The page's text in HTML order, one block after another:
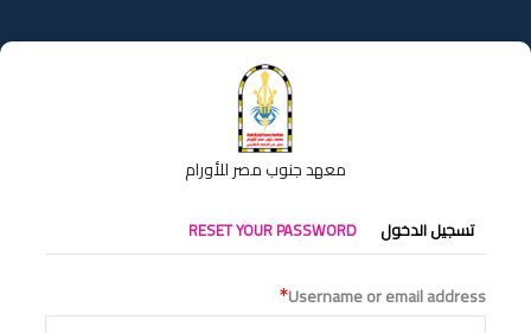
إلى
المحتوى
معهد جنوب مصر للأورام
التبويبات
الأساسية
تسجيل الدخول RESET YOUR PASSWORD
Username or email address